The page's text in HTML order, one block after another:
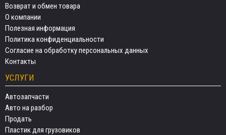
Возврат и обмен товара
О компании
Полезная информация
Политика конфиденциальности
Согласие на обработку персональных данных
Контакты
УСЛУГИ
Автозапчасти
Авто на разбор
Продать
Пластик для грузовиков